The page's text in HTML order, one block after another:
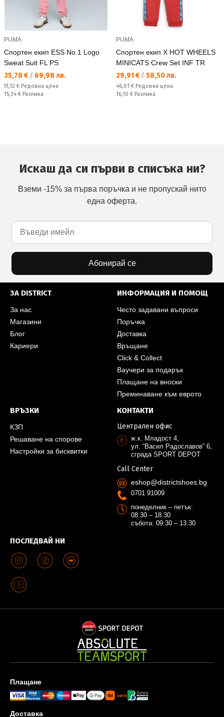
PUMA
Спортен екип ESS No.1 Logo
Sweat Suit FL PS
Текуща цена:
35,78 € / 69,98 лв.
Редовна цена:
51,12 € Редовна цена
Спестявате:
15,34 € Разлика
PUMA
Спортен екип X HOT WHEELS
MINICATS Crew Set INF TR
Текуща цена:
29,91 € / 58,50 лв.
Редовна цена:
46,01 € Редовна цена
Спестявате:
16,10 € Разлика
Искаш да си първи в списъка ни?
Вземи -15% за първа поръчка и не пропускай нито
една оферта.
Абонирай се
ЗА DISTRICT
За нас
Магазини
Блог
Кариери
ИНФОРМАЦИЯ И ПОМОЩ
Често задавани въпроси
Поръчка
Доставка
Връщане
Click & Collect
Ваучери за подарък
Плащане на вноски
Преминаване към еврото
ВРЪЗКИ
КЗП
Решаване на спорове
Настройки за бисквитки
ПОСЛЕДВАЙ НИ
КОНТАКТИ
Централен офис
ж.к. Младост 4,
ул. “Васил Радославов” 6,
сграда SPORT DEPOT
Call Center
eshop@districtshoes.bg
0701 91009
понеделник – петък:
08:30 – 18:30
събота: 09:30 – 13:30
Плащане
Доставка